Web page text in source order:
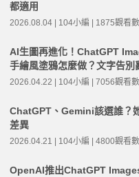
都適用
2026.08.04 | 104小編 | 1875觀看數
AI生圖再進化！ChatGPT
手繪風塗鴉怎麼做？文字告別
2026.04.22 | 104小編 | 7056觀看數
ChatGPT、Gemini該選誰？
差異
2026.04.21 | 104小編 | 4800觀看數
OpenAI推出ChatGPT